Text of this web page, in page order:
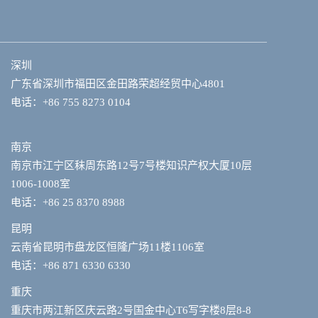
深圳
广东省深圳市福田区金田路荣超经贸中心4801
电话：+86 755 8273 0104
南京
南京市江宁区秣周东路12号7号楼知识产权大厦10层
1006-1008室
电话：+86 25 8370 8988
昆明
云南省昆明市盘龙区恒隆广场11楼1106室
电话：+86 871 6330 6330
重庆
重庆市两江新区庆云路2号国金中心T6写字楼8层8-8